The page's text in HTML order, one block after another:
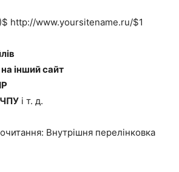
http://www.yoursitename.ru/$1
інший сайт
і т. д.
Внутрішня перелінковка